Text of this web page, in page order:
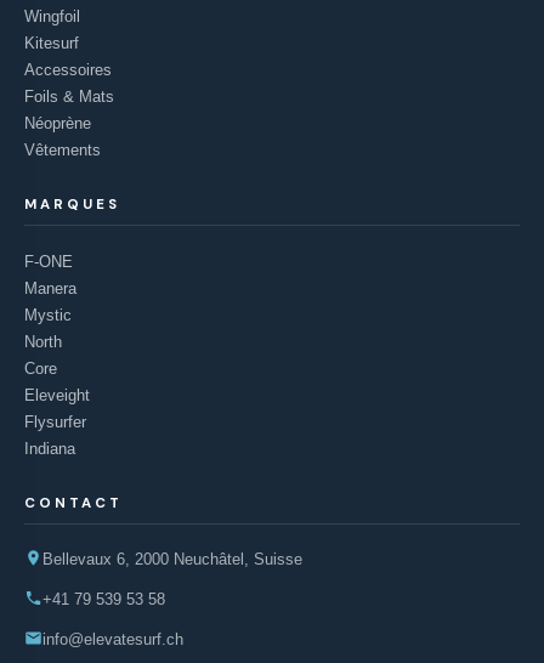
Wingfoil
Kitesurf
Accessoires
Foils & Mats
Néoprène
Vêtements
MARQUES
F-ONE
Manera
Mystic
North
Core
Eleveight
Flysurfer
Indiana
CONTACT
Bellevaux 6, 2000 Neuchâtel, Suisse
+41 79 539 53 58
info@elevatesurf.ch